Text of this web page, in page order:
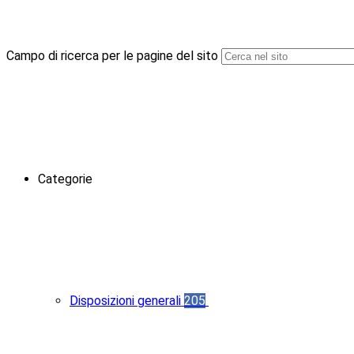
Campo di ricerca per le pagine del sito
Categorie
Disposizioni generali 205